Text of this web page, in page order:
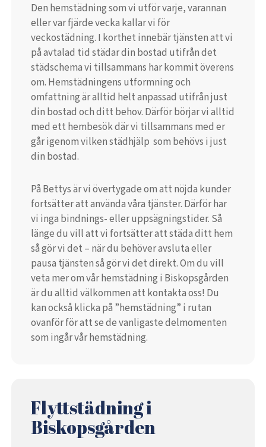
Den hemstädning som vi utför varje, varannan
eller var fjärde vecka kallar vi för
veckostädning. I korthet innebär tjänsten att vi
på avtalad tid städar din bostad utifrån det
städschema vi tillsammans har kommit överens
om. Hemstädningens utformning och
omfattning är alltid helt anpassad utifrån just
din bostad och ditt behov. Därför börjar vi alltid
med ett hembesök där vi tillsammans med er
går igenom vilken städhjälp som behövs i just
din bostad.
På Bettys är vi övertygade om att nöjda kunder
fortsätter att använda våra tjänster. Därför har
vi inga bindnings- eller uppsägningstider. Så
länge du vill att vi fortsätter att städa ditt hem
så gör vi det – när du behöver avsluta eller
pausa tjänsten så gör vi det direkt. Om du vill
veta mer om vår hemstädning i Biskopsgården
är du alltid välkommen att kontakta oss! Du
kan också klicka på ”hemstädning” i rutan
ovanför för att se de vanligaste delmomenten
som ingår vår hemstädning.
Flyttstädning i
Biskopsgården